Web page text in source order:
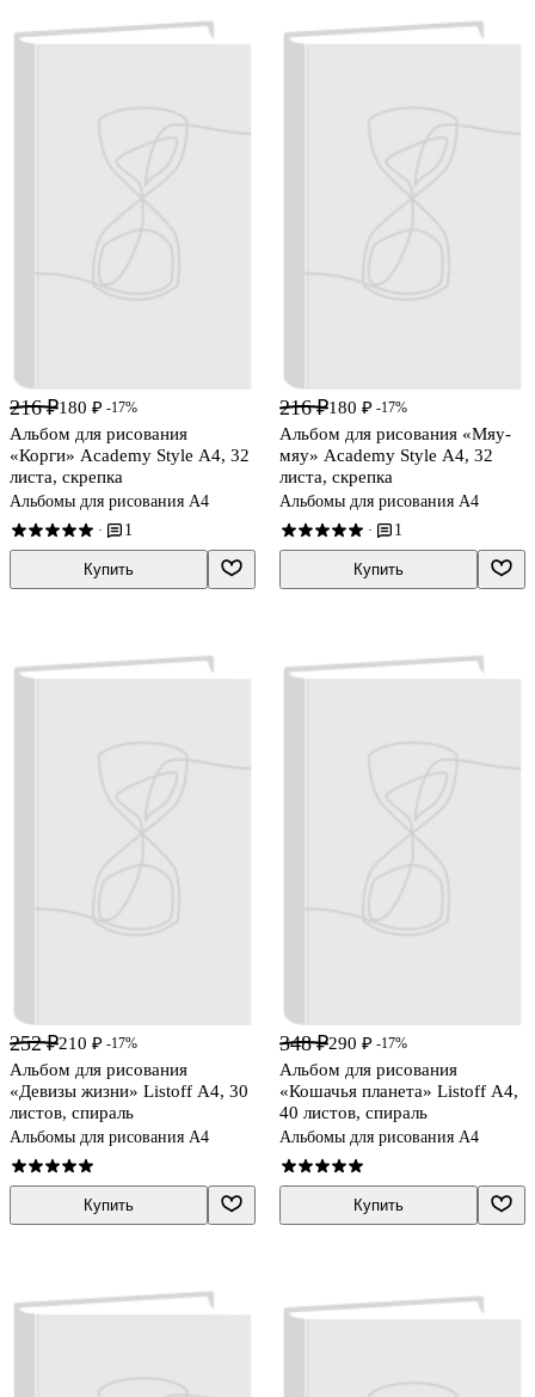
216 ₽180 ₽ -17%
Альбом для рисования
«Корги» Academy Style А4, 32
листа, скрепка
Альбомы для рисования А4
· 1
Купить
216 ₽180 ₽ -17%
Альбом для рисования «Мяу-
мяу» Academy Style А4, 32
листа, скрепка
Альбомы для рисования А4
· 1
Купить
252 ₽210 ₽ -17%
Альбом для рисования
«Девизы жизни» Listoff А4, 30
листов, спираль
Альбомы для рисования А4
Купить
348 ₽290 ₽ -17%
Альбом для рисования
«Кошачья планета» Listoff А4,
40 листов, спираль
Альбомы для рисования А4
Купить